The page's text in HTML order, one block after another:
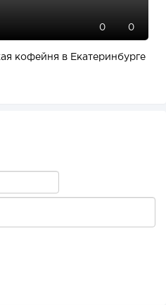
0 0
кофейня в Екатеринбурге